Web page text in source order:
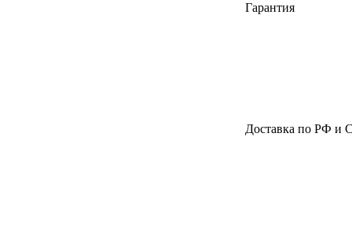
Гарантия
Доставка по РФ и